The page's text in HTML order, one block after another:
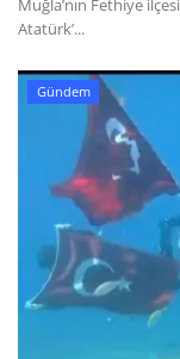
Kültür Sanat Tarih
Sağlık
Ekonomi
Gündem
Dünya
Muğla’nın Fethiye
Atatürk’...
Gündem